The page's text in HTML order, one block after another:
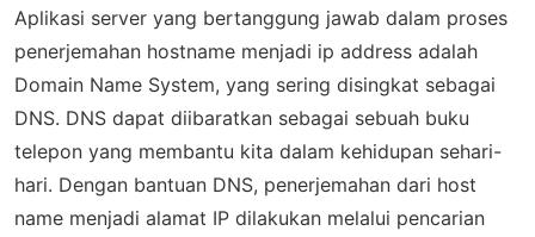
Aplikasi server yang bertanggung jawab dalam proses
penerjemahan hostname menjadi ip address adalah
Domain Name System, yang sering disingkat sebagai
DNS. DNS dapat diibaratkan sebagai sebuah buku
telepon yang membantu kita dalam kehidupan sehari-
hari. Dengan bantuan DNS, penerjemahan dari host
name menjadi alamat IP dilakukan melalui pencarian